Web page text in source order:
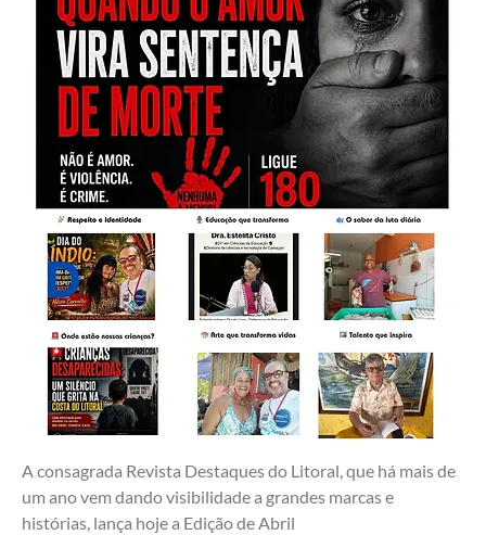
A consagrada Revista Destaques do Litoral, que há mais de
um ano vem dando visibilidade a grandes marcas e
histórias, lança hoje a Edição de Abril